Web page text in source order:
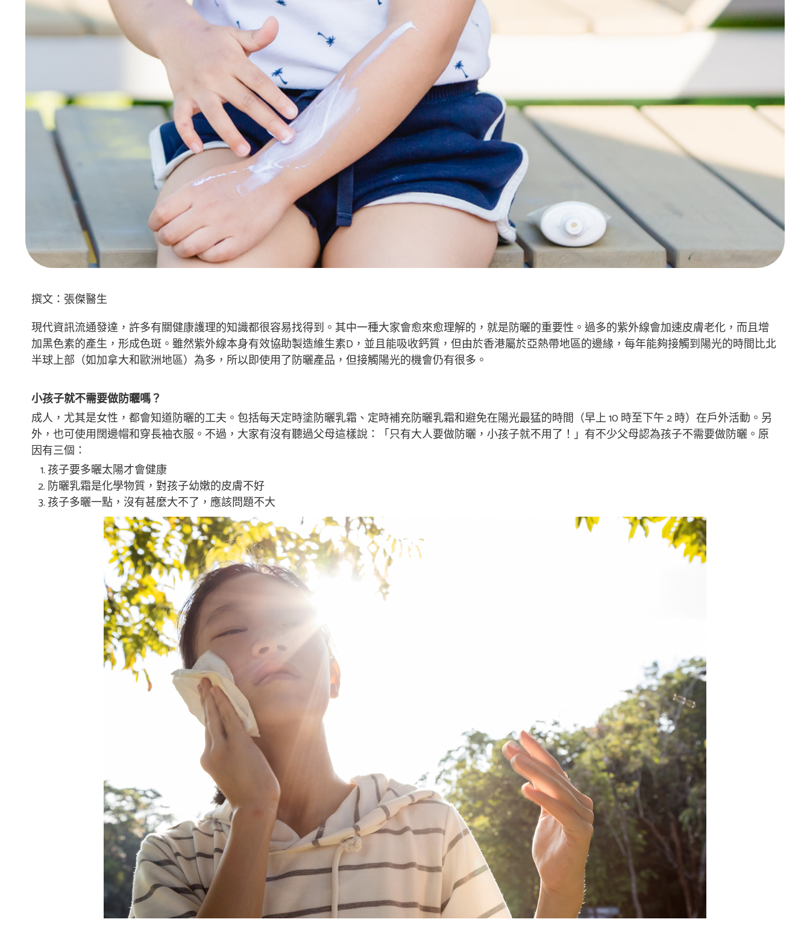
撰文：張傑醫生
現代資訊流通發達，許多有關健康護理的知識都很容易找得到。其中一種大家會愈來愈理解的，就是防曬的重要性。過多的紫外線會加速皮膚老化，而且增
加黑色素的產生，形成色斑。雖然紫外線本身有效協助製造維生素D，並且能吸收鈣質，但由於香港屬於亞熱帶地區的邊緣，每年能夠接觸到陽光的時間比北
半球上部（如加拿大和歐洲地區）為多，所以即使用了防曬產品，但接觸陽光的機會仍有很多。
小孩子就不需要做防曬嗎？
成人，尤其是女性，都會知道防曬的工夫。包括每天定時塗防曬乳霜、定時補充防曬乳霜和避免在陽光最猛的時間（早上 10 時至下午 2 時）在戶外活動。另
外，也可使用闊邊帽和穿長袖衣服。不過，大家有沒有聽過父母這樣說：「只有大人要做防曬，小孩子就不用了！」有不少父母認為孩子不需要做防曬。原
因有三個：
孩子要多曬太陽才會健康
防曬乳霜是化學物質，對孩子幼嫩的皮膚不好
孩子多曬一點，沒有甚麼大不了，應該問題不大